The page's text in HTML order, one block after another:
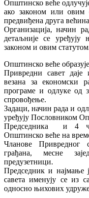
Општинско веће
ако законом или овим
предвиђена друга
Организација, начин
детаљније се
законом и овим
Општинско веће
Привредни савет даје
везана за економски
програме и одлуке од
спровођење.
Задаци, начин рада и
уређују Пословником
Председника и 4
Општинско веће на
Чланове Привредног
грађана, месне
предузетници.
Председник и најмање
савета именују се из
односно њихових